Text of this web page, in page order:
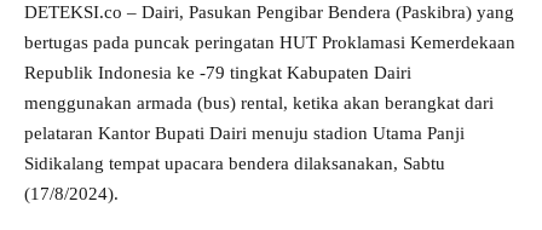
DETEKSI.co – Dairi, Pasukan Pengibar Bendera (Paskibra) yang
bertugas pada puncak peringatan HUT Proklamasi Kemerdekaan
Republik Indonesia ke -79 tingkat Kabupaten Dairi
menggunakan armada (bus) rental, ketika akan berangkat dari
pelataran Kantor Bupati Dairi menuju stadion Utama Panji
Sidikalang tempat upacara bendera dilaksanakan, Sabtu
(17/8/2024).